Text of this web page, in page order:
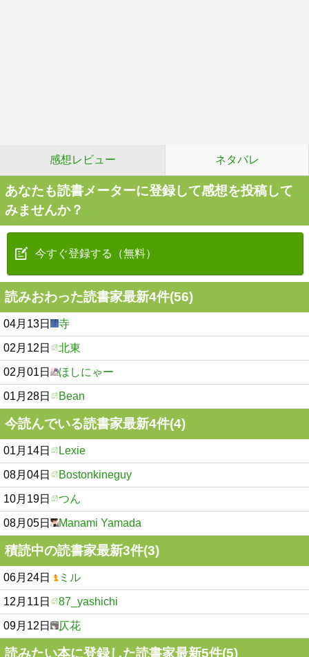
感想レビュー ネタバレ
あなたも読書メーターに登録して感想を投稿して
みませんか？
今すぐ登録する（無料）
読みおわった読書家最新4件(56)
04月13日 寺
02月12日 北東
02月01日 ほしにゃー
01月28日 Bean
今読んでいる読書家最新4件(4)
01月14日 Lexie
08月04日 Bostonkineguy
10月19日 つん
08月05日 Manami Yamada
積読中の読書家最新3件(3)
06月24日 ミル
12月11日 87_yashichi
09月12日 仄花
読みたい本に登録した読書家最新5件(5)